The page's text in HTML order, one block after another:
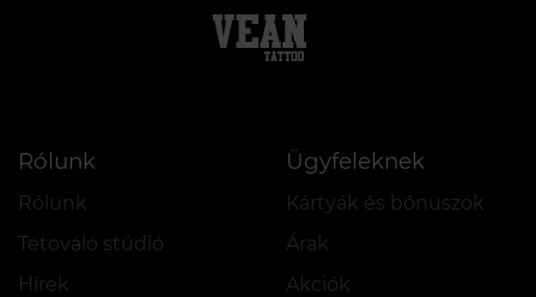
Rólunk
Rólunk
Tetováló stúdió
Hírek
Ügyfeleknek
Kártyák és bónuszok
Árak
Akciók